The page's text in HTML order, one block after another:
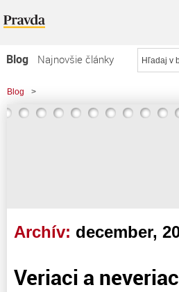
Blog
Najnovšie články
Najčítanejšie články
Najkomentovanejšie články
Blog >
Archív: december,
Veriaci a